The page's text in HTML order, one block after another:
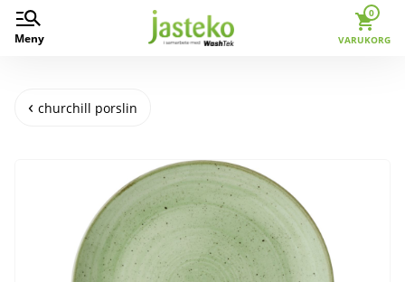
Meny
0
VARUKORG
churchill porslin